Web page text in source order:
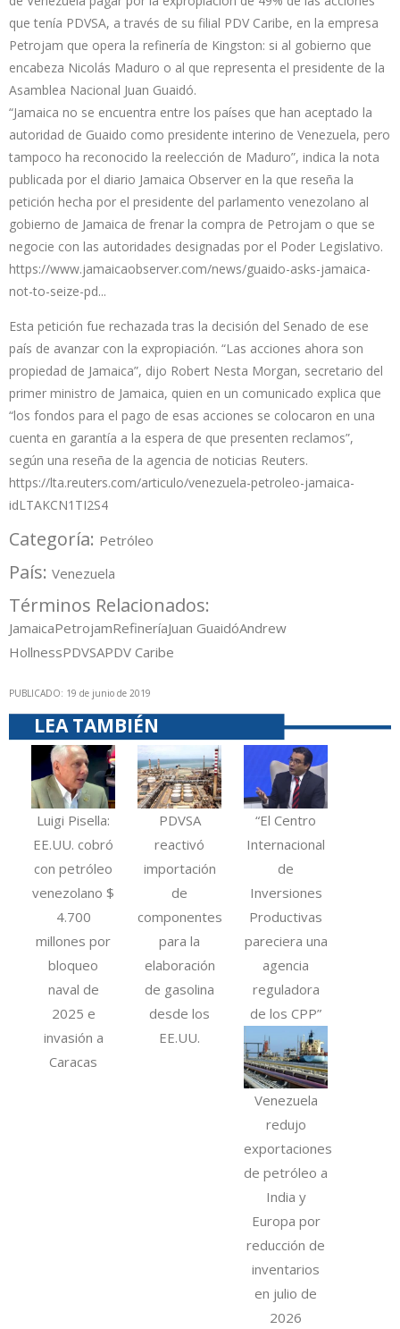
que tenía PDVSA, a través de su filial PDV Caribe, en la empresa
Petrojam que opera la refinería de Kingston: si al gobierno que
encabeza Nicolás Maduro o al que representa el presidente de la
Asamblea Nacional Juan Guaidó.
“Jamaica no se encuentra entre los países que han aceptado la
autoridad de Guaido como presidente interino de Venezuela, pero
tampoco ha reconocido la reelección de Maduro”, indica la nota
publicada por el diario Jamaica Observer en la que reseña la
petición hecha por el presidente del parlamento venezolano al
gobierno de Jamaica de frenar la compra de Petrojam o que se
negocie con las autoridades designadas por el Poder Legislativo.
https://www.jamaicaobserver.com/news/guaido-asks-jamaica-
not-to-seize-pd...
Esta petición fue rechazada tras la decisión del Senado de ese
país de avanzar con la expropiación. “Las acciones ahora son
propiedad de Jamaica”, dijo Robert Nesta Morgan, secretario del
primer ministro de Jamaica, quien en un comunicado explica que
“los fondos para el pago de esas acciones se colocaron en una
cuenta en garantía a la espera de que presenten reclamos”,
según una reseña de la agencia de noticias Reuters.
https://lta.reuters.com/articulo/venezuela-petroleo-jamaica-
idLTAKCN1TI2S4
Categoría: Petróleo
País: Venezuela
Términos Relacionados:
JamaicaPetrojamRefineríaJuan GuaidóAndrew
HollnessPDVSAPDV Caribe
PUBLICADO: 19 de junio de 2019
LEA TAMBIÉN
Luigi Pisella:
EE.UU. cobró
con petróleo
venezolano $
4.700
millones por
bloqueo
naval de
2025 e
invasión a
Caracas
PDVSA
reactivó
importación
de
componentes
para la
elaboración
de gasolina
desde los
EE.UU.
“El Centro
Internacional
de
Inversiones
Productivas
pareciera una
agencia
reguladora
de los CPP”
Venezuela
redujo
exportaciones
de petróleo a
India y
Europa por
reducción de
inventarios
en julio de
2026